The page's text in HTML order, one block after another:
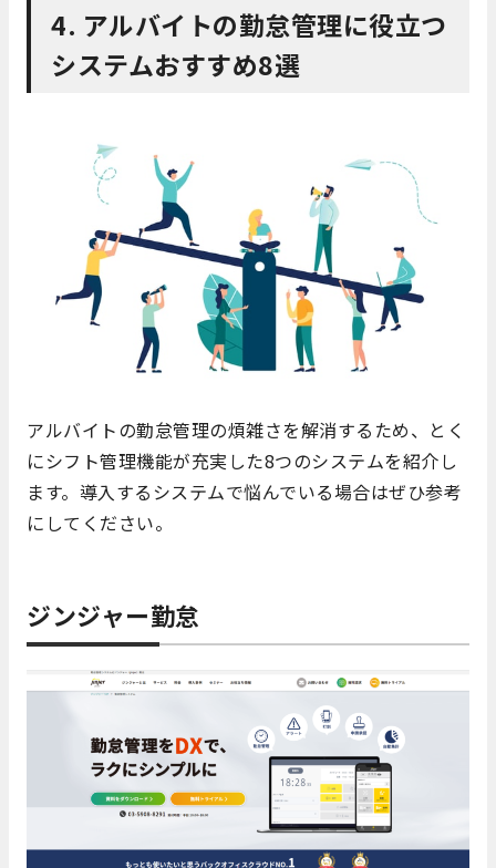
4. アルバイトの勤怠管理に役立つ
システムおすすめ8選
アルバイトの勤怠管理の煩雑さを解消するため、とく
にシフト管理機能が充実した8つのシステムを紹介し
ます。導入するシステムで悩んでいる場合はぜひ参考
にしてください。
ジンジャー勤怠